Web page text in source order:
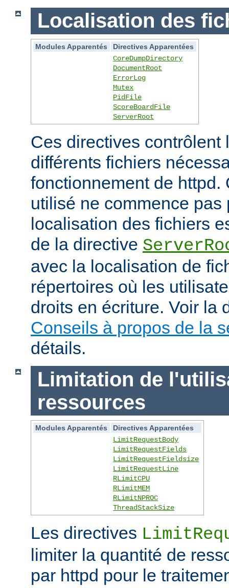
Localisation des
Modules Apparentés
Directives Apparentées
CoreDumpDirectory
DocumentRoot
ErrorLog
Mutex
PidFile
ScoreBoardFile
ServerRoot
Ces directives contrôlent
différents fichiers
fonctionnement de httpd.
utilisé ne commence pas
localisation des fichiers
de la directive
avec la localisation de
répertoires où les
droits en écriture. Voir la
Conseils à propos de la
détails.
Limitation de
ressources
Modules Apparentés
Directives Apparentées
LimitRequestBody
LimitRequestFields
LimitRequestFieldsize
LimitRequestLine
RLimitCPU
RLimitMEM
RLimitNPROC
ThreadStackSize
Les directives
limiter la quantité de
par httpd pour le